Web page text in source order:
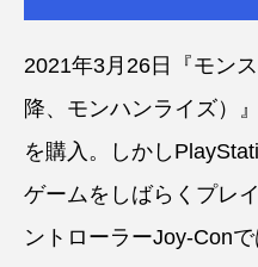
2021年3月26日『モン
降、モンハンライズ）
を購入。しかし
ゲームをしばらくプレ
ントローラーJoy-Con